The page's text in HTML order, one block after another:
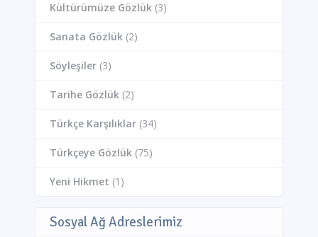
Kültürümüze Gözlük(3)
Sanata Gözlük(2)
Söyleşiler(3)
Tarihe Gözlük(2)
Türkçe Karşılıklar(34)
Türkçeye Gözlük(75)
Yeni Hikmet (1)
Sosyal Ağ Adreslerimiz